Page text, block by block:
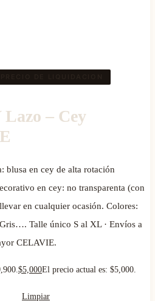
– Cey
blusa en cey de alta rotación
en cey: no transparenta (con
en cualquier ocasión. Colores:
Talle único S al XL · Envíos a
CELAVIE.
$5,000El precio actual es: $5,000.
Limpiar